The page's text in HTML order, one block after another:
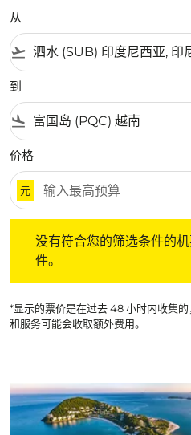
从
flight_takeoff
到
flight_land
价格
元
没有符合您的筛选条件的
件。
*显示的票价是在过去 48 小时内收集
和服务可能会收取额外费用。